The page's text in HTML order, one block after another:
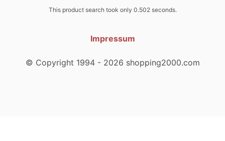
This product search took only 0.502 seconds.
Impressum
© Copyright 1994 - 2026 shopping2000.com